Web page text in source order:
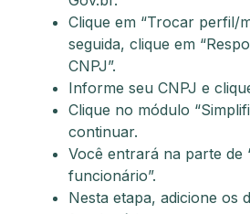
Clique em “Trocar perfil/
seguida, clique em
CNPJ”.
Informe seu CNPJ e
Clique no módulo
continuar.
Você entrará na parte de
funcionário”.
Nesta etapa, adicione os